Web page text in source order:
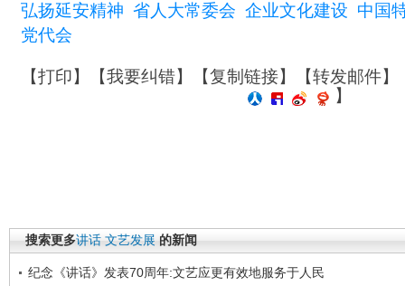
弘扬延安精神 省人大常委会 企业文化建设 中国
党代会
【打印】【我要纠错】【复制链接】【转发邮件】
】
搜索更多讲话 文艺发展 的新闻
纪念《讲话》发表70周年:文艺应更有效地服务于人民